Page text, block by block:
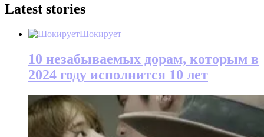
Latest stories
Шокирует
10 незабываемых дорам, которым в
2024 году исполнится 10 лет